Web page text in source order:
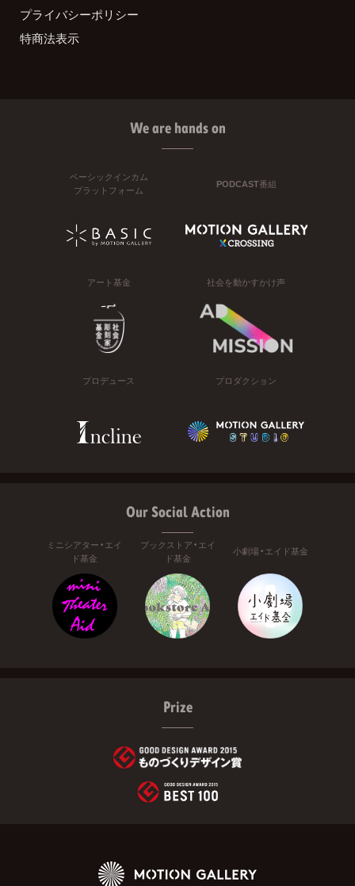
プライバシーポリシー
特商法表示
We are hands on
ベーシックインカム
プラットフォーム
PODCAST番組
アート基金 社会を動かすかけ声
プロデュース プロダクション
Our Social Action
ミニシアター・エイ
ド基金
ブックストア・エイ
ド基金
小劇場・エイド基金
Prize